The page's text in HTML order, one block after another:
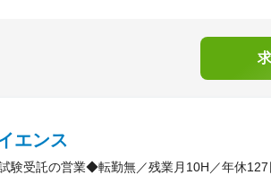
エンス
試験受託の営業◆転勤無／残業月10H／年休